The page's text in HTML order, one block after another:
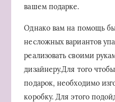
вашем подарке.
Однако вам на помощь
несложных вариантов
реализовать своими
дизайнеру.Для того
подарок, необходимо
коробку. Для этого